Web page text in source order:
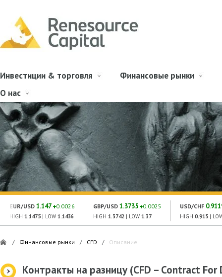
Инвестиции & торговля Финансовые рынки
О нас
EUR/USD 1.147 0.0026
HIGH 1.1475 | LOW 1.1436
GBP/USD 1.3735 0.0025
HIGH 1.3742 | LOW 1.37
USD/CHF
HIGH 0.915 |
/ Финансовые рынки / CFD / Описание
Контракты на разницу (CFD – Contract